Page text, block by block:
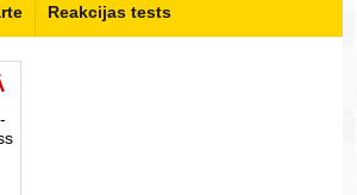
Reakcijas tests